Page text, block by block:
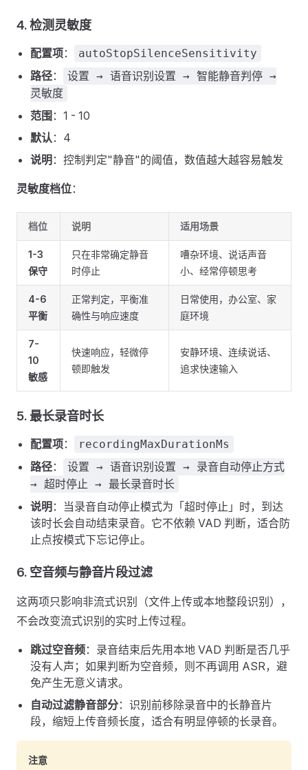
4. 检测灵敏度
配置项： autoStopSilenceSensitivity
路径：
设置 → 语音识别设置 → 智能静音判停 →
灵敏度
范围 ：1 - 10
默认：4
说明 ：控制判定"静音"的阈值，数值越大越容易触发
灵敏度档位：
档位 说明 适用场景
1-3
保守
只在非常确定静音
时停止
嘈杂环境、说话声音
小、经常停顿思考
4-6
平衡
正常判定，平衡准
确性与响应速度
日常使用，办公室、家
庭环境
7-
10
敏感
快速响应，轻微停
顿即触发
安静环境、连续说话、
追求快速输入
5. 最长录音时长
配置项： recordingMaxDurationMs
路径：
设置 → 语音识别设置 → 录音自动停止方式
→ 超时停止 → 最长录音时长
说明 ：当录音自动停止模式为「超时停止」时，到达
该时长会自动结束录音。它不依赖 VAD 判断，适合防
止点按模式下忘记停止。
6. 空音频与静音片段过滤
这两项只影响非流式识别（文件上传或本地整段识别），
不会改变流式识别的实时上传过程。
跳过空音频：录音结束后先用本地 VAD 判断是否几乎
没有人声；如果判断为空音频，则不再调用 ASR，避
免产生无意义请求。
自动过滤静音部分：识别前移除录音中的长静音片
段，缩短上传音频长度，适合有明显停顿的长录音。
注意